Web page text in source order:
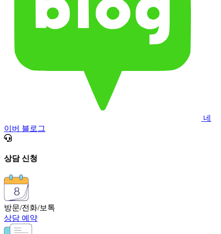
네
이버 블로그
상담 신청
방문/전화/보톡
상담 예약